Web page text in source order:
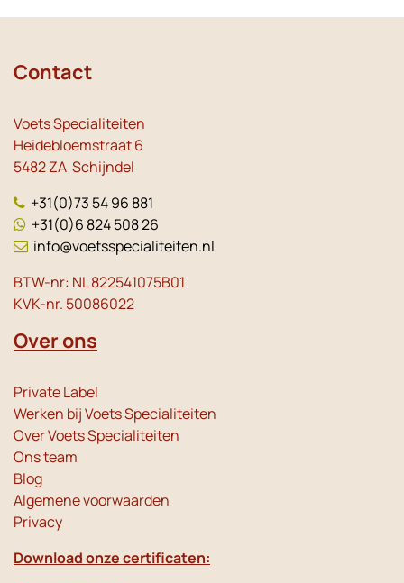
Contact
Voets Specialiteiten
Heidebloemstraat 6
5482 ZA Schijndel
+31(0)73 54 96 881
+31(0)6 824 508 26
info@voetsspecialiteiten.nl
BTW-nr: NL 822541075B01
KVK-nr. 50086022
Over ons
Private Label
Werken bij Voets Specialiteiten
Over Voets Specialiteiten
Ons team
Blog
Algemene voorwaarden
Privacy
Download onze certificaten: